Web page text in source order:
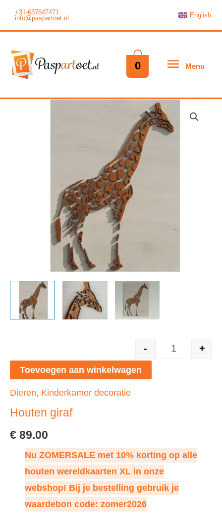
inhoud
+31-637647471
info@paspartoet.nl
English
Menu
Menu
0
- +
Toevoegen aan winkelwagen
Dieren, Kinderkamer decoratie
Houten giraf
€ 89.00
Nu ZOMERSALE met 10% korting op alle
houten wereldkaarten XL in onze
webshop! Bij je bestelling gebruik je
waardebon code: zomer2026